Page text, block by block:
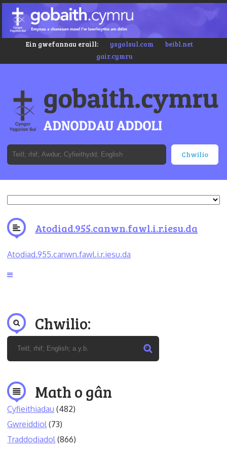
Ein gwefannau eraill: ysgolsul.com
beibl.net
gair.cymru
Atodiad.955.canwn.fawl.i.r.iesu.da
Atodiad.955.canwn.fawl.i.r.iesu.da
Chwilio:
Math o gân
Cyfieithiadau (482)
Gwreiddiol (73)
Traddodiadol (866)